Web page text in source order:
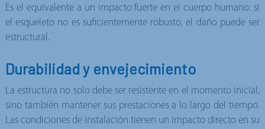
Es el equivalente a un impacto fuerte en el cuerpo humano: si
el esqueleto no es suficientemente robusto, el daño puede ser
estructural.
Durabilidad y envejecimiento
La estructura no solo debe ser resistente en el momento inicial,
sino también mantener sus prestaciones a lo largo del tiempo.
Las condiciones de instalación tienen un impacto directo en su